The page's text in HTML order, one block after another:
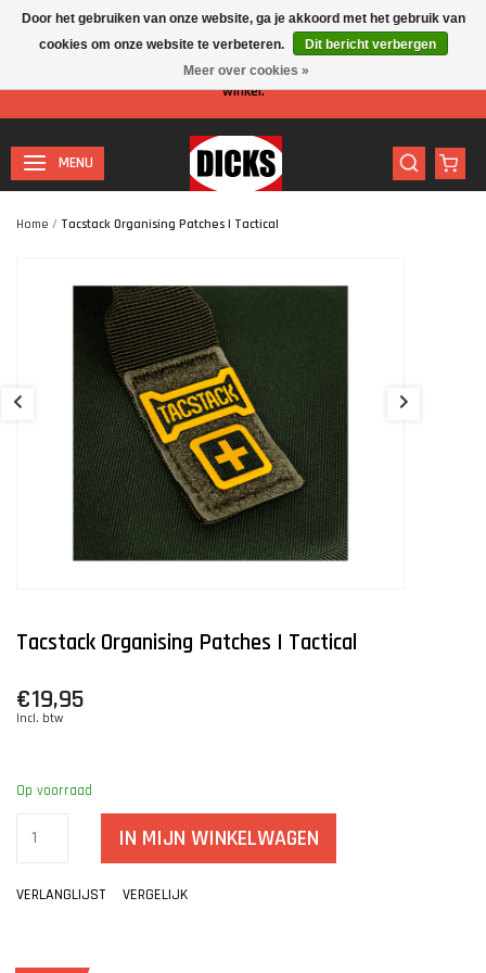
Let op: I.v.m. de zomervakantie is er minder personeel aanwezig in de
winkel.
MENU
Home / Tacstack Organising Patches | Tactical
Tacstack Organising Patches | Tactical
€19,95
Incl. btw
Op voorraad
IN MIJN WINKELWAGEN
VERLANGLIJST VERGELIJK
Door het gebruiken van onze website, ga je akkoord met het gebruik van
cookies om onze website te verbeteren.
Dit bericht verbergen
Meer over cookies »